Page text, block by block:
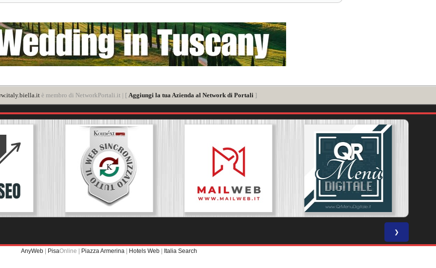
è membro di NetworkPortali.it | [ Aggiungi la tua Azienda al Network di Portali ]
❯
AnyWeb | PisaOnline | Piazza Armerina | Hotels Web | Italia Search